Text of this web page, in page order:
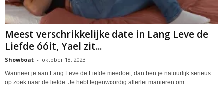
Meest verschrikkelijke date in Lang Leve de
Liefde óóit, Yael zit...
Showboat - oktober 18, 2023
Wanneer je aan Lang Leve de Liefde meedoet, dan ben je natuurlijk serieus
op zoek naar de liefde. Je hebt tegenwoordig allerlei manieren om...